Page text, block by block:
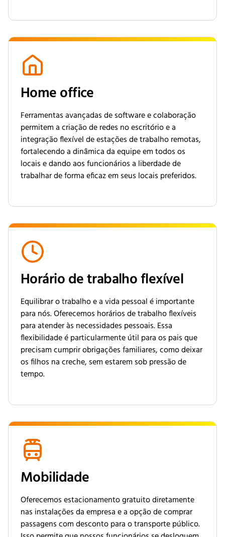
Home office
Ferramentas avançadas de software e colaboração
permitem a criação de redes no escritório e a
integração flexível de estações de trabalho remotas,
fortalecendo a dinâmica da equipe em todos os
locais e dando aos funcionários a liberdade de
trabalhar de forma eficaz em seus locais preferidos.
Horário de trabalho flexível
Equilibrar o trabalho e a vida pessoal é importante
para nós. Oferecemos horários de trabalho flexíveis
para atender às necessidades pessoais. Essa
flexibilidade é particularmente útil para os pais que
precisam cumprir obrigações familiares, como deixar
os filhos na creche, sem estarem sob pressão de
tempo.
Mobilidade
Oferecemos estacionamento gratuito diretamente
nas instalações da empresa e a opção de comprar
passagens com desconto para o transporte público.